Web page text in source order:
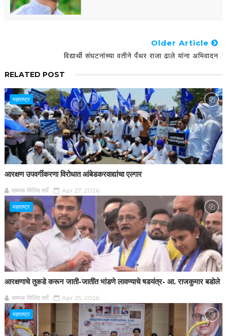
Older Article
विद्यार्थी संघटनांच्या वतीने पँथर राजा ढाले यांना अभिवादन
RELATED POST
महाराष्ट्र
आरक्षण उपवर्गीकरणा विरोधात आंबेडकरवाद्यांचा एल्गार
सम्यक मिलिंद सर्पे Apr 27, 2026
महाराष्ट्र
आरक्षणाचे तुकडे करून जाती-जातींत भांडणे लावण्याचे षडयंत्र- आ. राजकुमार बडोले
सम्यक मिलिंद सर्पे Apr 25, 2026
महाराष्ट्र